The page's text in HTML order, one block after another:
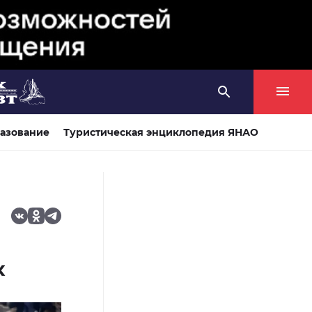
Туристическая энциклопедия ЯНАО